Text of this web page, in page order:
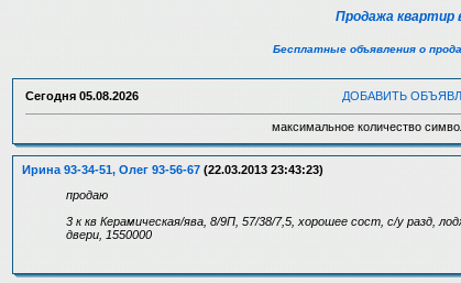
Продажа квартир
Бесплатные объявления о
Сегодня 05.08.2026 ДОБАВИТЬ
максимальное количество
Ирина 93-34-51, Олег 93-56-67 (22.03.2013 23:43:23)
продаю
3 к кв Керамическая/ява, 8/9П, 57/38/7,5, хорошее сост, с/у разд,
двери, 1550000